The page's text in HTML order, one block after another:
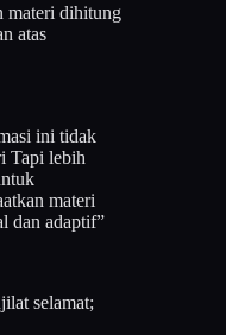
materi dihitung
atas
ini tidak
Tapi lebih
materi
dan adaptif”
selamat;